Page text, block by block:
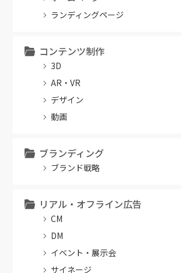
ランディングページ
コンテンツ制作
3D
AR・VR
デザイン
動画
ブランディング
ブランド戦略
リアル・オフライン広告
CM
DM
イベント・展示会
サイネージ